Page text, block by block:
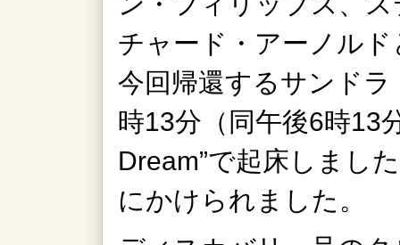
チャード・アーノル
今回帰還するサンド
時13分（同午後6時13
Dream”で起床しまし
にかけられました。